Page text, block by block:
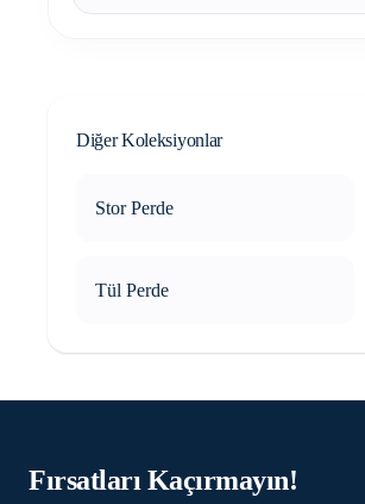
Diğer Koleksiyonlar
Stor Perde
Tül Perde
Fırsatları Kaçırmayın!